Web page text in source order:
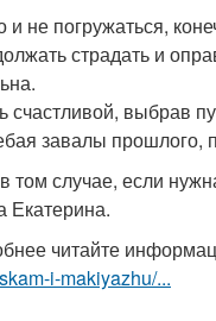
не погружаться,
страдать и
счастливой, выбрав
завалы прошлого,
том случае, если
Екатерина.
читайте
i-makiyazhu/...